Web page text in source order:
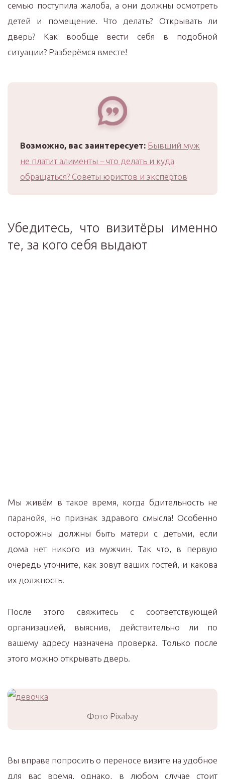
семью поступила жалоба, а они должны осмотреть
детей и помещение. Что делать? Открывать ли
дверь? Как вообще вести себя в подобной
ситуации? Разберёмся вместе!
Возможно, вас заинтересует: Бывший муж
не платит алименты – что делать и куда
обращаться? Советы юристов и экспертов
Убедитесь, что визитёры именно
те, за кого себя выдают
Мы живём в такое время, когда бдительность не
паранойя, но признак здравого смысла! Особенно
осторожны должны быть матери с детьми, если
дома нет никого из мужчин. Так что, в первую
очередь уточните, как зовут ваших гостей, и какова
их должность.
После этого свяжитесь с соответствующей
организацией, выяснив, действительно ли по
вашему адресу назначена проверка. Только после
этого можно открывать дверь.
Фото Pixabay
Вы вправе попросить о переносе визите на удобное
для вас время, однако, в любом случае стоит